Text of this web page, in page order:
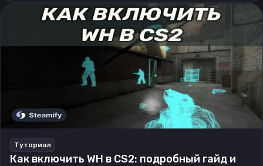
Туториал
Как включить WH в CS2: подробный гайд и